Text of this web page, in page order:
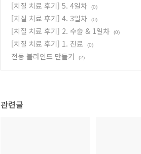
[치질 치료 후기] 5. 4일차
(0)
[치질 치료 후기] 4. 3일차 (0)
[치질 치료 후기] 2. 수술 & 1일차 (0)
[치질 치료 후기] 1. 진료 (0)
전동 블라인드 만들기 (2)
관련글